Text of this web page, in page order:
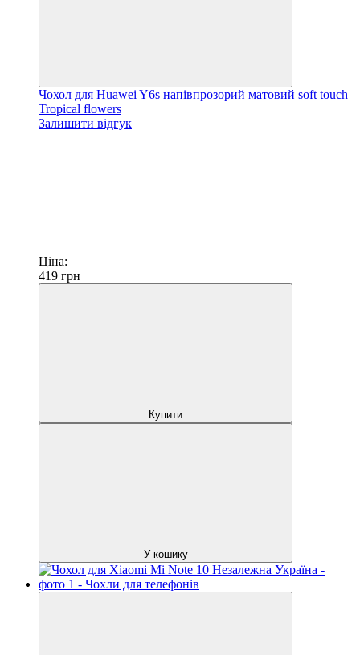
Чохол для Huawei Y6s напівпрозорий матовий soft touch
Tropical flowers
Залишити відгук
Ціна:
419 грн
Купити
У кошику